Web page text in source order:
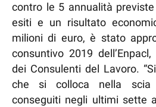
contro le 5 annualità
esiti e un risultato
milioni di euro, è stato
consuntivo 2019
dei Consulenti del Lavoro.
che si colloca nella scia
conseguiti negli ultimi sette